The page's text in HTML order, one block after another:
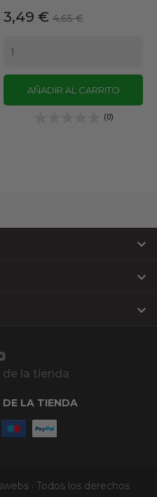
Precio
3,49 € Precio
4,65 €
AÑADIR AL CARRITO
(0)



la tienda
LA TIENDA
· Todos los derechos